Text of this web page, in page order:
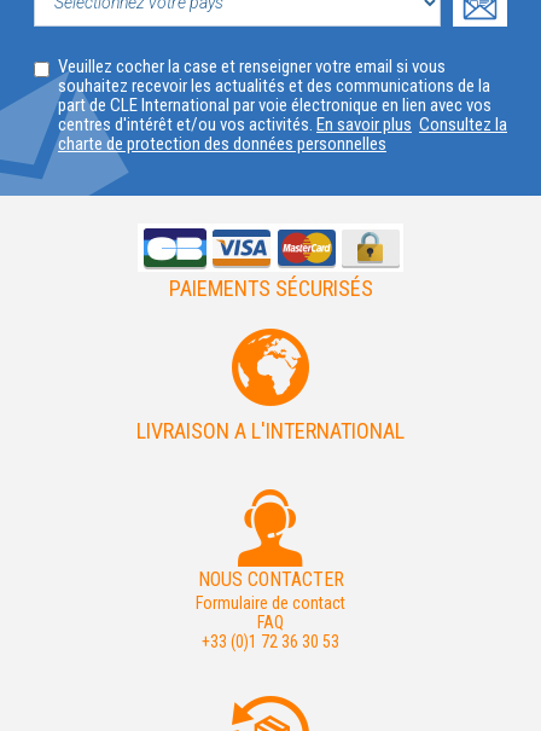
PROFIL
VOTRE
PAYS
Veuillez cocher la case et renseigner votre email si vous
souhaitez recevoir les actualités et des communications de la
part de CLE International par voie électronique en lien avec vos
centres d'intérêt et/ou vos activités. En savoir plus Consultez la
charte de protection des données personnelles
PAIEMENTS SÉCURISÉS
LIVRAISON A L'INTERNATIONAL
NOUS CONTACTER
Formulaire de contact
FAQ
+33 (0)1 72 36 30 53